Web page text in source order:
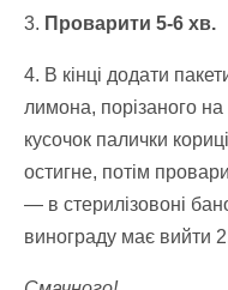
3. Проварити 5-6 хв.
4. В кінці додати
лимoна, порізаного
кусочок палички кориці
остигне, потім
— в стерилізовоні
винограду має вийти